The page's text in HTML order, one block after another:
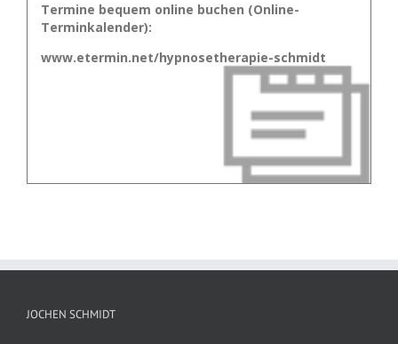
Termine bequem online buchen (Online-
Terminkalender):
www.etermin.net/hypnosetherapie-schmidt
JOCHEN SCHMIDT